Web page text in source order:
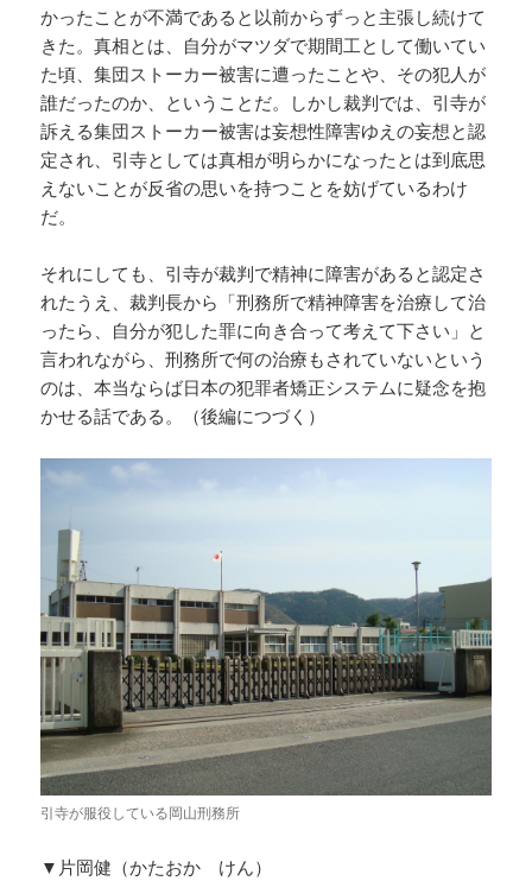
かったことが不満であると以前からずっと主張し続けて
きた。真相とは、自分がマツダで期間工として働いてい
た頃、集団ストーカー被害に遭ったことや、その犯人が
誰だったのか、ということだ。しかし裁判では、引寺が
訴える集団ストーカー被害は妄想性障害ゆえの妄想と認
定され、引寺としては真相が明らかになったとは到底思
えないことが反省の思いを持つことを妨げているわけ
だ。
それにしても、引寺が裁判で精神に障害があると認定さ
れたうえ、裁判長から「刑務所で精神障害を治療して治
ったら、自分が犯した罪に向き合って考えて下さい」と
言われながら、刑務所で何の治療もされていないという
のは、本当ならば日本の犯罪者矯正システムに疑念を抱
かせる話である。（後編につづく）
引寺が服役している岡山刑務所
▼片岡健（かたおか けん）